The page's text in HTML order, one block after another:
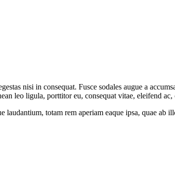
nisi in consequat. Fusce sodales augue a
leo ligula, porttitor eu, consequat vitae, eleifend ac,
totam rem aperiam eaque ipsa, quae ab